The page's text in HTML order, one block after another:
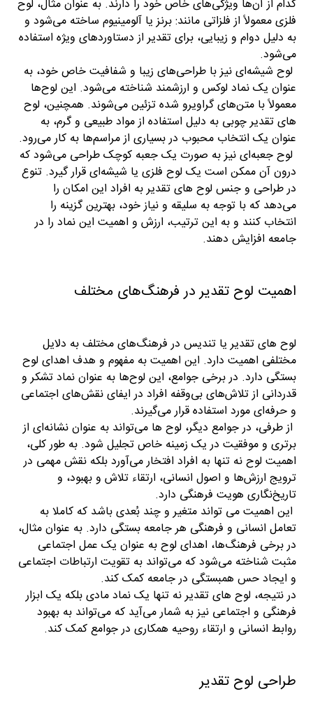
کدام از آن‌ها ویژگی‌های خاص خود را دارند. به عنوان مثال، لوح
فلزی معمولاً از فلزاتی مانند: برنز یا آلومینیوم ساخته می‌شود و
به دلیل دوام و زیبایی، برای تقدیر از دستاوردهای ویژه استفاده
می‌شود.
لوح شیشه‌ای نیز با طراحی‌های زیبا و شفافیت خاص خود، به
عنوان یک نماد لوکس و ارزشمند شناخته می‌شود. این لوح‌ها
معمولاً با متن‌های گراویرو شده تزئین می‌شوند. همچنین، لوح
های تقدیر چوبی به دلیل استفاده از مواد طبیعی و گرم، به
عنوان یک انتخاب محبوب در بسیاری از مراسم‌ها به کار می‌رود.
لوح جعبه‌ای نیز به صورت یک جعبه کوچک طراحی می‌شود که
درون آن ممکن است یک لوح فلزی یا شیشه‌ای قرار گیرد. تنوع
در طراحی و جنس لوح های تقدیر به افراد این امکان را
می‌دهد که با توجه به سلیقه و نیاز خود، بهترین گزینه را
انتخاب کنند و به این ترتیب، ارزش و اهمیت این نماد را در
جامعه افزایش دهند.
اهمیت لوح تقدیر در فرهنگ‌های مختلف
لوح های تقدیر یا تندیس در فرهنگ‌های مختلف به دلایل
مختلفی اهمیت دارد. این اهمیت به مفهوم و هدف اهدای لوح
بستگی دارد. در برخی جوامع، این لوح‌ها به عنوان نماد تشکر و
قدردانی از تلاش‌های بی‌وقفه افراد در ایفای نقش‌های اجتماعی
و حرفه‌ای مورد استفاده قرار می‌گیرند.
از طرفی، در جوامع دیگر، لوح ها می‌تواند به عنوان نشانه‌ای از
برتری و موفقیت در یک زمینه خاص تجلیل شود. به طور کلی،
اهمیت لوح نه تنها به افراد افتخار می‌آورد بلکه نقش مهمی در
ترویج ارزش‌ها و اصول انسانی، ارتقاء تلاش و بهبود، و
تاریخ‌نگاری هویت فرهنگی دارد.
این اهمیت می تواند متغیر و چند بُعدی باشد که کاملا به
تعامل انسانی و فرهنگی هر جامعه بستگی دارد. به عنوان مثال،
در برخی فرهنگ‌ها، اهدای لوح به عنوان یک عمل اجتماعی
مثبت شناخته می‌شود که می‌تواند به تقویت ارتباطات اجتماعی
و ایجاد حس همبستگی در جامعه کمک کند.
در نتیجه، لوح های تقدیر نه تنها یک نماد مادی بلکه یک ابزار
فرهنگی و اجتماعی نیز به شمار می‌آید که می‌تواند به بهبود
روابط انسانی و ارتقاء روحیه همکاری در جوامع کمک کند.
طراحی لوح تقدیر